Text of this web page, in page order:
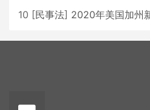
10 [民事法] 2020年美国加州